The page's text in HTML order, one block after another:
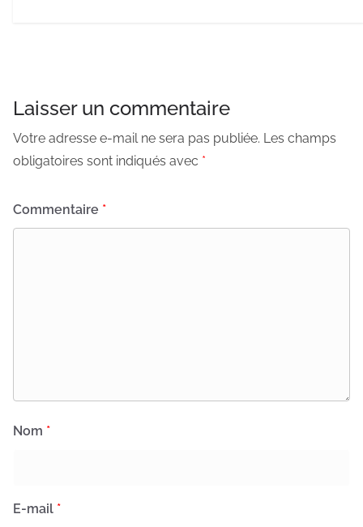
Laisser un commentaire
Votre adresse e-mail ne sera pas publiée. Les champs
obligatoires sont indiqués avec *
Commentaire *
Nom *
E-mail *